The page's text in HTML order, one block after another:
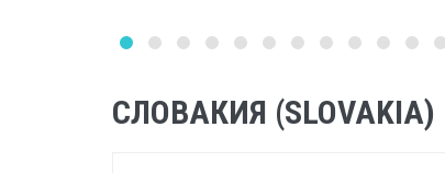
СЛОВАКИЯ (SLOVAKIA)